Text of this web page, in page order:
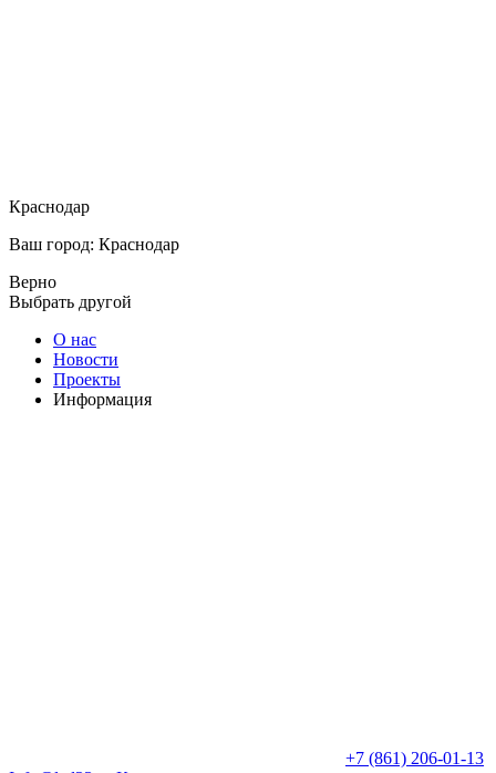
Краснодар
Ваш город: Краснодар
Верно
Выбрать другой
О нас
Новости
Проекты
Информация
+7 (861) 206-01-13